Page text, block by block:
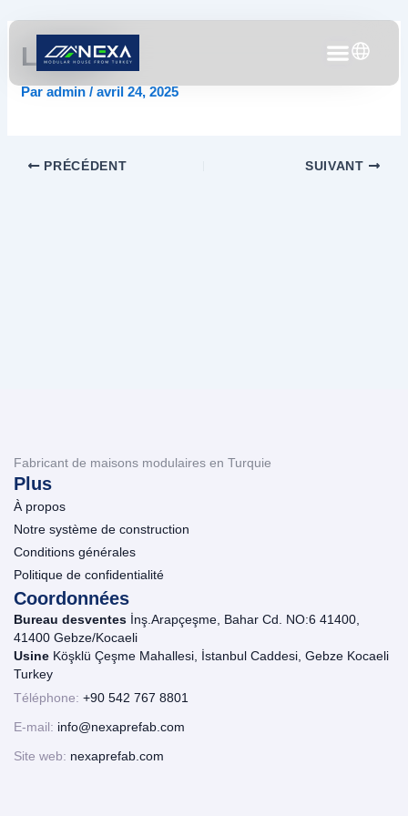
au
contenuLogo 6
Paradmin/avril 24, 2025
des
articles
PRÉCÉDENT SUIVANT
Fabricant de maisons modulaires en Turquie
Plus
À propos
Notre système de construction
Conditions générales
Politique de confidentialité
Coordonnées
Bureau desventes İnş.Arapçeşme, Bahar Cd. NO:6 41400,
41400 Gebze/Kocaeli
Usine Köşklü Çeşme Mahallesi, İstanbul Caddesi, Gebze Kocaeli
Turkey
Téléphone: +90 542 767 8801
E-mail: info@nexaprefab.com
Site web: nexaprefab.com